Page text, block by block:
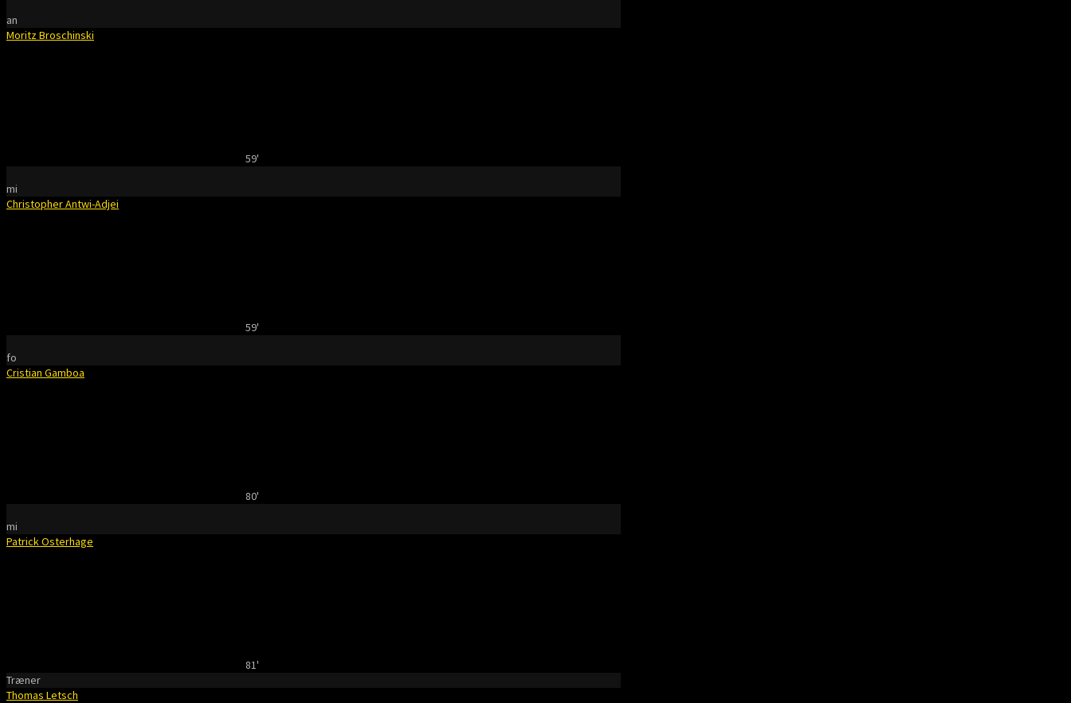
an
Moritz Broschinski
59'
mi
Christopher Antwi-Adjei
59'
fo
Cristian Gamboa
80'
mi
Patrick Osterhage
81'
Træner
Thomas Letsch